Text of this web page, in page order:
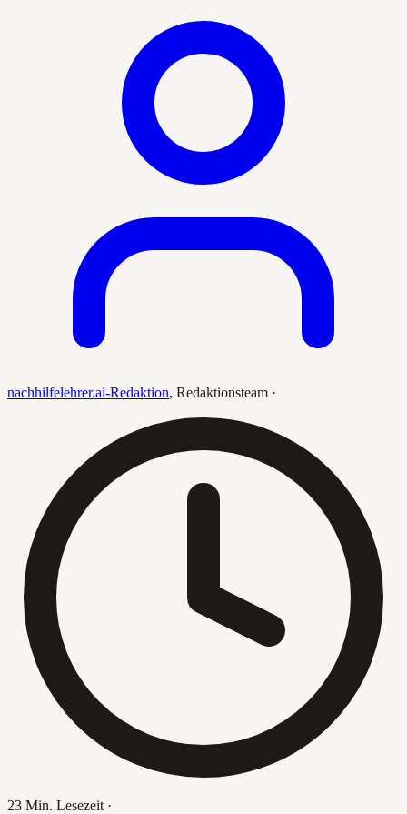
nachhilfelehrer.ai-Redaktion, Redaktionsteam ·
23 Min. Lesezeit ·